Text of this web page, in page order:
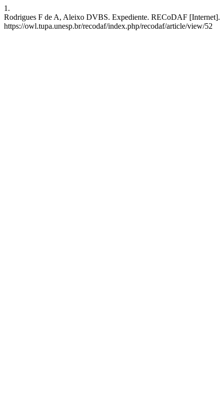
1.
Rodrigues F de A, Aleixo DVBS. Expediente. RECoDAF [Internet].
https://owl.tupa.unesp.br/recodaf/index.php/recodaf/article/view/52